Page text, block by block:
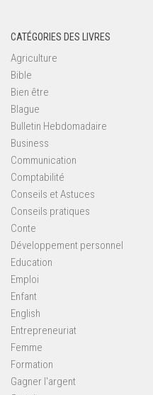
CATÉGORIES DES LIVRES
Agriculture
Bible
Bien être
Blague
Bulletin Hebdomadaire
Business
Communication
Comptabilité
Conseils et Astuces
Conseils pratiques
Conte
Développement personnel
Education
Emploi
Enfant
English
Entrepreneuriat
Femme
Formation
Gagner l'argent